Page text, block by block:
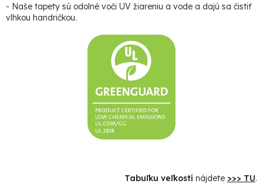
- Naše tapety sú odolné voči UV žiareniu a vode a dajú sa čistiť
vlhkou handričkou.
Tabuľku veľkostí nájdete >>> TU.